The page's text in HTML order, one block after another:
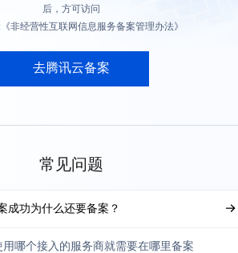
后，方可访问
非经营性互联网信息服务备案管理办法》
去腾讯云备案
常见问题
成功为什么还要备案？
哪个接入的服务商就需要在哪里备案